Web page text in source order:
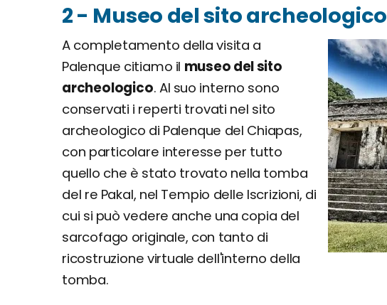
2 - Museo del sito archeologico
A completamento della visita a
Palenque citiamo il museo del sito
archeologico. Al suo interno sono
conservati i reperti trovati nel sito
archeologico di Palenque del Chiapas,
con particolare interesse per tutto
quello che è stato trovato nella tomba
del re Pakal, nel Tempio delle Iscrizioni, di
cui si può vedere anche una copia del
sarcofago originale, con tanto di
ricostruzione virtuale dell'interno della
tomba.